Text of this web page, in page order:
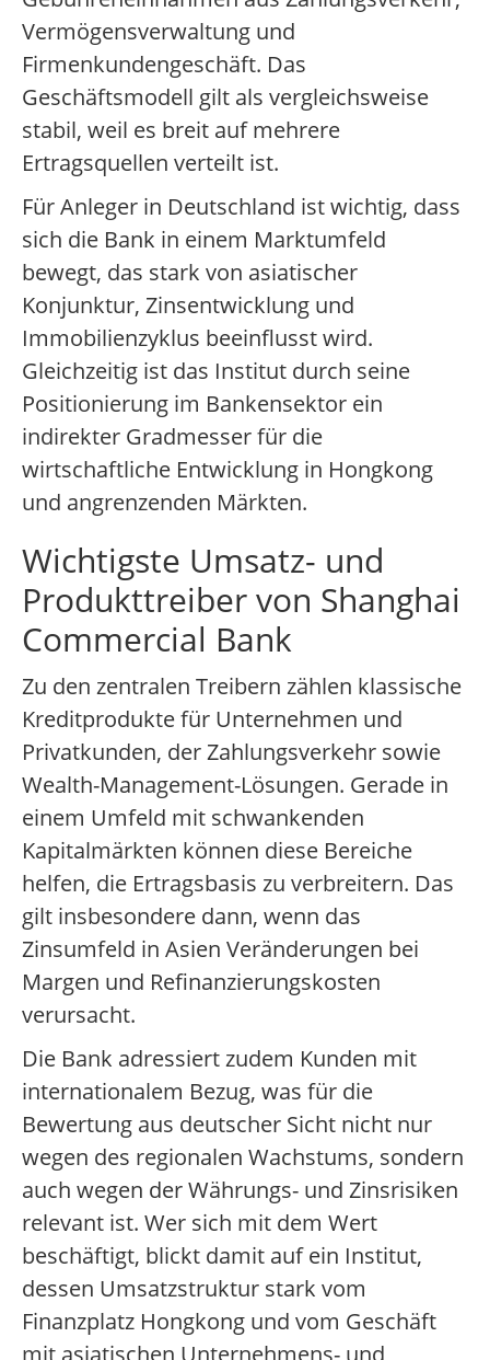
Vermögensverwaltung und
Firmenkundengeschäft. Das
Geschäftsmodell gilt als vergleichsweise
stabil, weil es breit auf mehrere
Ertragsquellen verteilt ist.
Für Anleger in Deutschland ist wichtig, dass
sich die Bank in einem Marktumfeld
bewegt, das stark von asiatischer
Konjunktur, Zinsentwicklung und
Immobilienzyklus beeinflusst wird.
Gleichzeitig ist das Institut durch seine
Positionierung im Bankensektor ein
indirekter Gradmesser für die
wirtschaftliche Entwicklung in Hongkong
und angrenzenden Märkten.
Wichtigste Umsatz- und
Produkttreiber von Shanghai
Commercial Bank
Zu den zentralen Treibern zählen klassische
Kreditprodukte für Unternehmen und
Privatkunden, der Zahlungsverkehr sowie
Wealth-Management-Lösungen. Gerade in
einem Umfeld mit schwankenden
Kapitalmärkten können diese Bereiche
helfen, die Ertragsbasis zu verbreitern. Das
gilt insbesondere dann, wenn das
Zinsumfeld in Asien Veränderungen bei
Margen und Refinanzierungskosten
verursacht.
Die Bank adressiert zudem Kunden mit
internationalem Bezug, was für die
Bewertung aus deutscher Sicht nicht nur
wegen des regionalen Wachstums, sondern
auch wegen der Währungs- und Zinsrisiken
relevant ist. Wer sich mit dem Wert
beschäftigt, blickt damit auf ein Institut,
dessen Umsatzstruktur stark vom
Finanzplatz Hongkong und vom Geschäft